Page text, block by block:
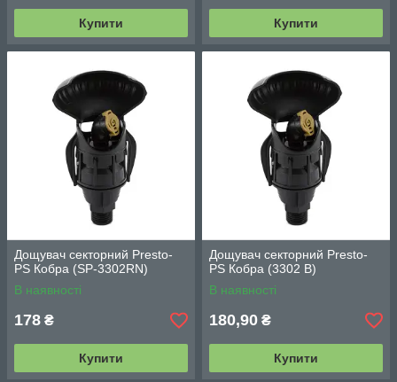
Купити Купити
Дощувач секторний Presto-
PS Кобра (SP-3302RN)
В наявності
178 ₴
Купити
Дощувач секторний Presto-
PS Кобра (3302 B)
В наявності
180,90 ₴
Купити